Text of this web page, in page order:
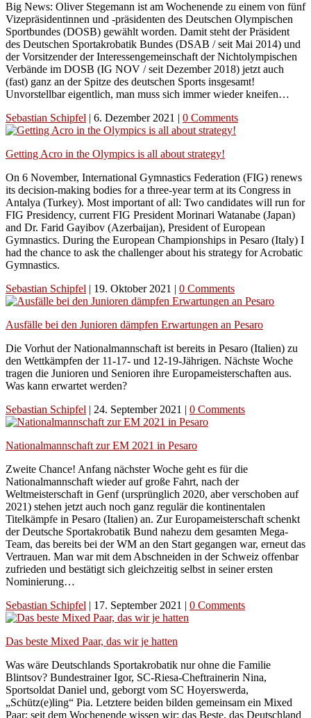
Big News: Oliver Stegemann ist am Wochenende zu einem von fünf
Vizepräsidentinnen und -präsidenten des Deutschen Olympischen
Sportbundes (DOSB) gewählt worden. Damit steht der Präsident
des Deutschen Sportakrobatik Bundes (DSAB / seit Mai 2014) und
der Vorsitzender der Interessengemeinschaft der Nichtolympischen
Verbände im DOSB (IG NOV / seit Dezember 2018) jetzt auch
(fast) ganz an der Spitze des deutschen Sports insgesamt!
Unvorstellbar eigentlich, man muss sich immer wieder kneifen…
Sebastian Schipfel | 6. Dezember 2021 | 0 Comments
Getting Acro in the Olympics is all about strategy!
On 6 November, International Gymnastics Federation (FIG) renews
its decision-making bodies for a three-year term at its Congress in
Antalya (Turkey). Most important of all: Two candidates will run for
FIG Presidency, current FIG President Morinari Watanabe (Japan)
and Dr. Farid Gayibov (Azerbaijan), President of European
Gymnastics. During the European Championships in Pesaro (Italy) I
had the chance to ask the challenger about his strategy for Acrobatic
Gymnastics.
Sebastian Schipfel | 19. Oktober 2021 | 0 Comments
Ausfälle bei den Junioren dämpfen Erwartungen an Pesaro
Die Vorhut der Nationalmannschaft ist bereits in Pesaro (Italien) zu
den Wettkämpfen der 11-17- und 12-19-Jährigen. Nächste Woche
tragen die Junioren und Senioren ihre Europameisterschaften aus.
Was kann erwartet werden?
Sebastian Schipfel | 24. September 2021 | 0 Comments
Nationalmannschaft zur EM 2021 in Pesaro
Zweite Chance! Anfang nächster Woche geht es für die
Nationalmannschaft wieder auf große Fahrt, nach der
Weltmeisterschaft in Genf (ursprünglich 2020, aber verschoben auf
2021) stehen jetzt auch noch ganz regulär die kontinentalen
Titelkämpfe in Pesaro (Italien) an. Zur Europameisterschaft schenkt
der Deutsche Sportakrobatik Bund nahezu dem gesamten Mega-
Team, das bereits bei der WM an den Start gegangen war, erneut das
Vertrauen. Man war mit dem Abschneiden in der Schweiz offenbar
zufrieden und bestätigt sich gleichzeitig selbst in seiner ersten
Nominierung…
Sebastian Schipfel | 17. September 2021 | 0 Comments
Das beste Mixed Paar, das wir je hatten
Was wäre Deutschlands Sportakrobatik nur ohne die Familie
Blintsov? Bundestrainer Igor, SC-Riesa-Cheftrainerin Nina,
Sportsoldat Daniel und, geborgt vom SC Hoyerswerda,
„Schütz(e)ling“ Pia. Letztere beiden bilden gemeinsam ein Mixed
Paar; seit dem Wochenende wissen wir: das Beste, das Deutschland